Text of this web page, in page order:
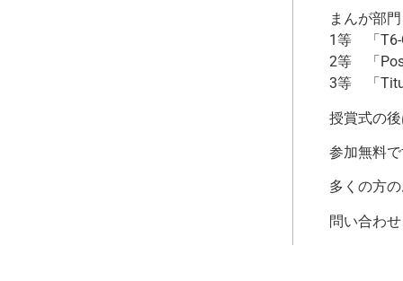
まんが部門
1等 「T6-
2等 「
3等 「
授賞式の
参加無料
多くの方
問い合わ